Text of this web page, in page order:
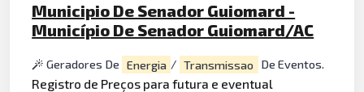
Municipio De Senador Guiomard -
Município De Senador Guiomard/AC
Geradores De Energia / Transmissao De Eventos.
Registro de Preços para futura e eventual